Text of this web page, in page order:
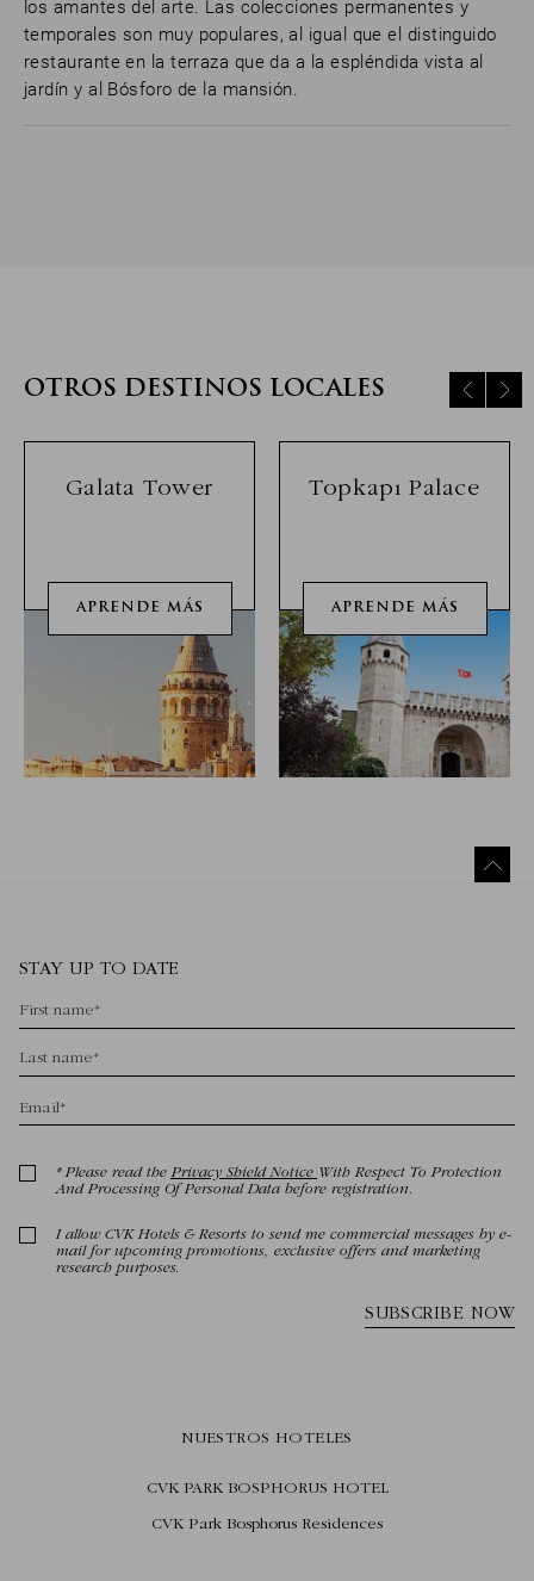
los amantes del arte. Las colecciones permanentes y
temporales son muy populares, al igual que el distinguido
restaurante en la terraza que da a la espléndida vista al
jardín y al Bósforo de la mansión.
OTROS DESTINOS LOCALES
APRENDE MÁS
Galata Tower
APRENDE MÁS
Topkapı Palace
NUESTROS HOTELES
CVK PARK BOSPHORUS HOTEL
CVK Park Bosphorus Residences